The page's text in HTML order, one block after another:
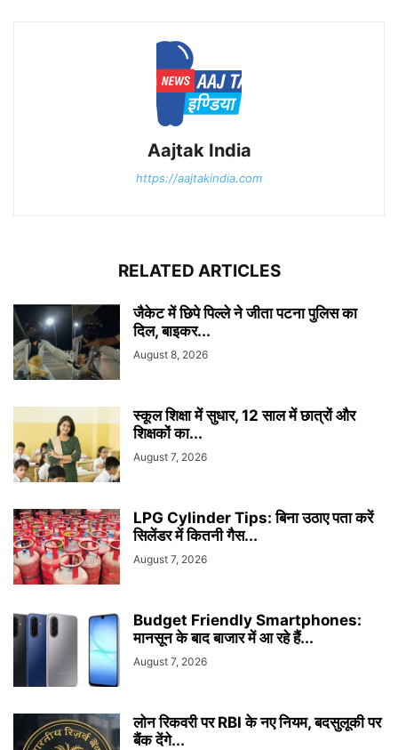
Aajtak India
https://aajtakindia.com
RELATED ARTICLES
जैकेट में छिपे पिल्ले ने जीता पटना पुलिस का
दिल, बाइकर...
August 8, 2026
स्कूल शिक्षा में सुधार, 12 साल में छात्रों और
शिक्षकों का...
August 7, 2026
LPG Cylinder Tips: बिना उठाए पता करें
सिलेंडर में कितनी गैस...
August 7, 2026
Budget Friendly Smartphones:
मानसून के बाद बाजार में आ रहे हैं...
August 7, 2026
लोन रिकवरी पर RBI के नए नियम, बदसुलूकी पर
बैंक देंगे...